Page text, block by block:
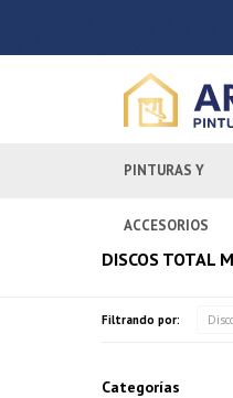
PINTURAS Y
ACCESORIOS
DISCOS TOTAL
Filtrando por:
Categorías